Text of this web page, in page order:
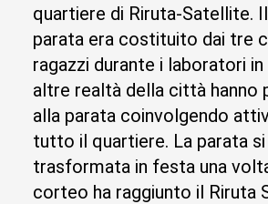
quartiere di Riruta-Satellite.
parata era costituito dai tre
ragazzi durante i laboratori
altre realtà della città hanno
alla parata coinvolgendo
tutto il quartiere. La parata si
trasformata in festa una
corteo ha raggiunto il Riruta